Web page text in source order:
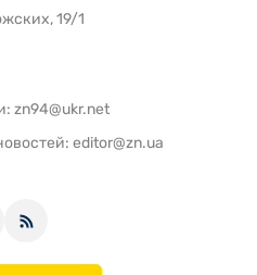
19/1
zn94@ukr.net
editor@zn.ua